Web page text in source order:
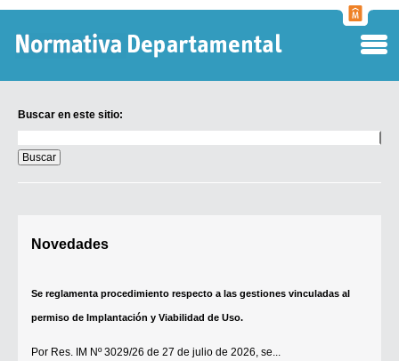
Buscar en este sitio:
en
este
sitio:
Novedades
Se reglamenta procedimiento respecto a las gestiones vinculadas al
permiso de Implantación y Viabilidad de Uso.
Por Res. IM Nº 3029/26 de 27 de julio de 2026, se...